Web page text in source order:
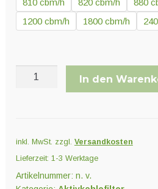
1200 cbm/h
1800 cbm/h
PrimaKlima
In den
inkl. MwSt. zzgl. Versandkosten
Lieferzeit: 1-3 Werktage
Artikelnummer: n. v.